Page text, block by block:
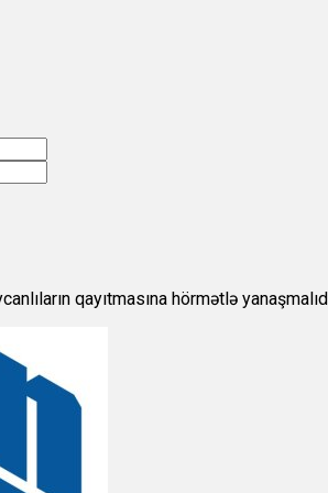
qayıtmasına hörmətlə